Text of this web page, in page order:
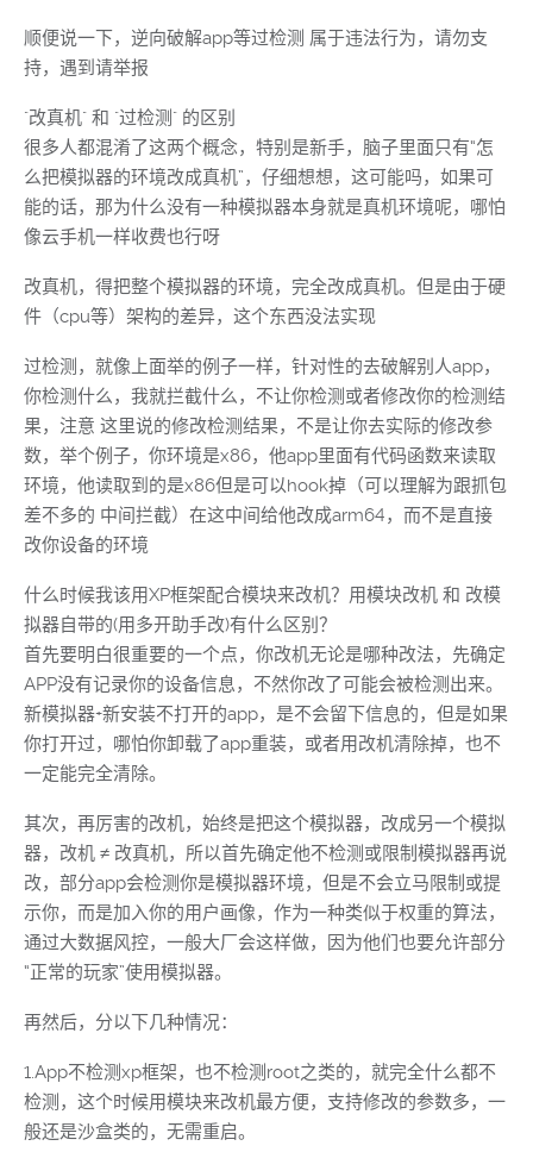
顺便说一下，逆向破解app等过检测 属于违法行为，请勿支
持，遇到请举报
"改真机" 和 "过检测" 的区别
很多人都混淆了这两个概念，特别是新手，脑子里面只有“怎
么把模拟器的环境改成真机”，仔细想想，这可能吗，如果可
能的话，那为什么没有一种模拟器本身就是真机环境呢，哪怕
像云手机一样收费也行呀
改真机，得把整个模拟器的环境，完全改成真机。但是由于硬
件（cpu等）架构的差异，这个东西没法实现
过检测，就像上面举的例子一样，针对性的去破解别人app，
你检测什么，我就拦截什么，不让你检测或者修改你的检测结
果，注意 这里说的修改检测结果，不是让你去实际的修改参
数，举个例子，你环境是x86，他app里面有代码函数来读取
环境，他读取到的是x86但是可以hook掉（可以理解为跟抓包
差不多的 中间拦截）在这中间给他改成arm64，而不是直接
改你设备的环境
什么时候我该用XP框架配合模块来改机？用模块改机 和 改模
拟器自带的(用多开助手改)有什么区别？
首先要明白很重要的一个点，你改机无论是哪种改法，先确定
APP没有记录你的设备信息，不然你改了可能会被检测出来。
新模拟器+新安装不打开的app，是不会留下信息的，但是如果
你打开过，哪怕你卸载了app重装，或者用改机清除掉，也不
一定能完全清除。
其次，再厉害的改机，始终是把这个模拟器，改成另一个模拟
器，改机 ≠ 改真机，所以首先确定他不检测或限制模拟器再说
改，部分app会检测你是模拟器环境，但是不会立马限制或提
示你，而是加入你的用户画像，作为一种类似于权重的算法，
通过大数据风控，一般大厂会这样做，因为他们也要允许部分
“正常的玩家”使用模拟器。
再然后，分以下几种情况：
1.App不检测xp框架，也不检测root之类的，就完全什么都不
检测，这个时候用模块来改机最方便，支持修改的参数多，一
般还是沙盒类的，无需重启。